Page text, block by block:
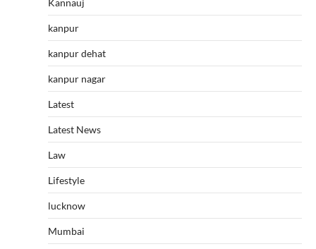
kanpur
kanpur dehat
kanpur nagar
Latest
Latest News
Law
Lifestyle
lucknow
Mumbai